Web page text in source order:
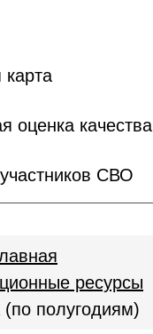
карта
оценка качества
СВО
ресурсы
(по полугодиям)